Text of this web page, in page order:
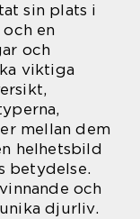
sin plats i
en
och
viktiga
mellan dem
helhetsbild
betydelse.
och
djurliv.